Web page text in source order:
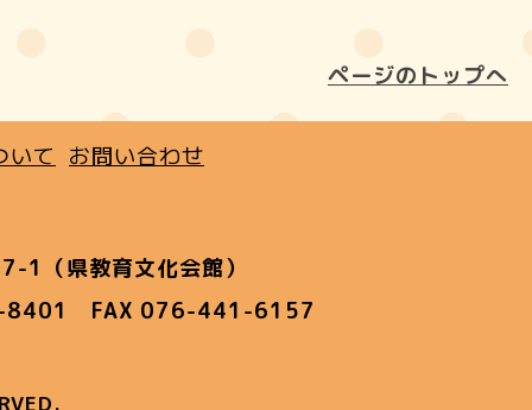
ページのトップへ
いて お問い合わせ
1（県教育文化会館）
8401 FAX 076-441-6157